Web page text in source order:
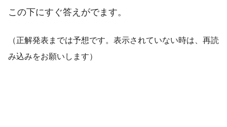
この下にすぐ答えがでます。
（正解発表までは予想です。表示されていない時は、再読
み込みをお願いします）